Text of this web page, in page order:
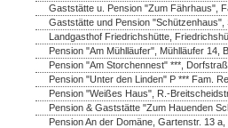
Gaststätte u. Pension "Zum Fährhaus",
Gaststätte und Pension
Landgasthof Friedrichshütte,
Pension "Am Mühlläufer", Mühlläufer 14,
Pension "Am Storchennest" ***,
Pension "Unter den Linden" P *** Fam.
Pension "Weißes Haus", R.-
Pension & Gaststätte "Zum Hauenden
Pension An der Domäne, Gartenstr. 13